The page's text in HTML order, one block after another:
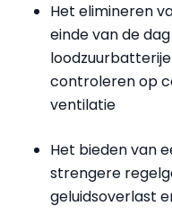
Het elimineren
einde van de
controleren op
ventilatie
Het bieden van
strengere
geluidsoverlast